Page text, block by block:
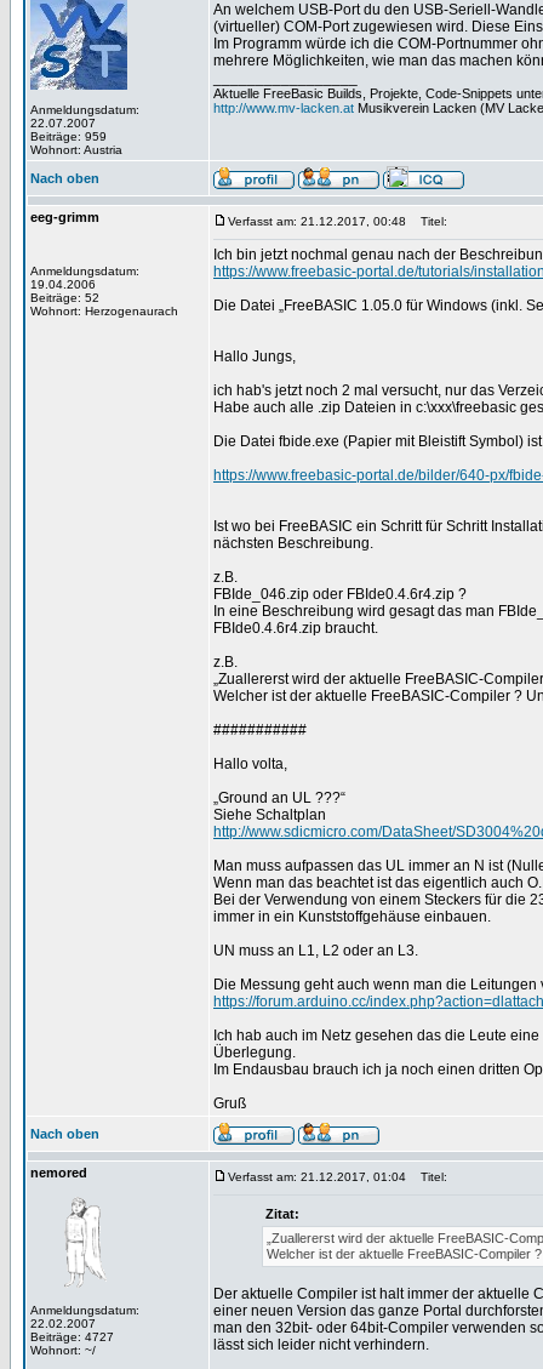
Anmeldungsdatum:
22.07.2007
Beiträge: 959
Wohnort: Austria
An welchem USB-Port du den USB-Seriell-
(virtueller) COM-Port zugewiesen wird. Diese
Im Programm würde ich die COM-Portnummer
mehrere Möglichkeiten, wie man das machen
Aktuelle FreeBasic Builds, Projekte, Code-Snippets
http://www.mv-lacken.at Musikverein Lacken (MV
Nach oben
eeg-grimm
Anmeldungsdatum:
19.04.2006
Beiträge: 52
Wohnort: Herzogenaurach
Verfasst am: 21.12.2017, 00:48 Titel:
Ich bin jetzt nochmal genau nach der
https://www.freebasic-portal.de/tutorials/
Die Datei „FreeBASIC 1.05.0 für Windows (inkl.
Hallo Jungs,
ich hab's jetzt noch 2 mal versucht, nur das
Habe auch alle .zip Dateien in c:\xxx\freebasic
Die Datei fbide.exe (Papier mit Bleistift Symbol)
https://www.freebasic-portal.de/bilder/640-px/
Ist wo bei FreeBASIC ein Schritt für Schritt
nächsten Beschreibung.
z.B.
FBIde_046.zip oder FBIde0.4.6r4.zip ?
In eine Beschreibung wird gesagt das man
FBIde0.4.6r4.zip braucht.
z.B.
„Zuallererst wird der aktuelle FreeBASIC-
Welcher ist der aktuelle FreeBASIC-Compiler ?
###########
Hallo volta,
„Ground an UL ???“
Siehe Schaltplan
http://www.sdicmicro.com/DataSheet/
Man muss aufpassen das UL immer an N ist
Wenn man das beachtet ist das eigentlich auch
Bei der Verwendung von einem Steckers für die
immer in ein Kunststoffgehäuse einbauen.
UN muss an L1, L2 oder an L3.
Die Messung geht auch wenn man die
https://forum.arduino.cc/
Ich hab auch im Netz gesehen das die Leute
Überlegung.
Im Endausbau brauch ich ja noch einen dritten
Gruß
Nach oben
nemored
Anmeldungsdatum:
22.02.2007
Beiträge: 4727
Wohnort: ~/
Verfasst am: 21.12.2017, 01:04 Titel:
Zitat:
„Zuallererst wird der aktuelle FreeBASIC-
Welcher ist der aktuelle FreeBASIC-Compiler
Der aktuelle Compiler ist halt immer der aktuelle
einer neuen Version das ganze Portal
man den 32bit- oder 64bit-Compiler verwenden
lässt sich leider nicht verhindern.